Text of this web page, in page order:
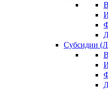
Субсидии